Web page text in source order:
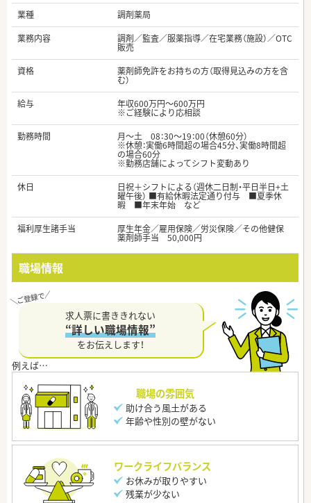
業種
調剤薬局
業務内容
調剤／監査／服薬指導／在宅業務（施設）／OTC
販売
資格
薬剤師免許をお持ちの方（取得見込みの方を含
む）
給与
年収600万円～600万円
※ご経験により応相談
勤務時間
月～土 08：30～19：00（休憩60分）
※休憩：実働6時間超の場合45分、実働8時間超
の場合60分
※勤務店舗によってシフト変動あり
休日
日祝＋シフトによる（週休二日制・平日半日+土
曜午後） ■有給休暇法定通り付与 ■夏季休
暇 ■年末年始 など
福利厚生諸手当
厚生年金／雇用保険／労災保険／その他健保
薬剤師手当 50,000円
職場情報
求人票に書ききれない
“詳しい職場情報”
をお伝えします！
職場の雰囲気
助け合う風土がある
年齢や性別の壁がない
ワークライフバランス
お休みが取りやすい
残業が少ない